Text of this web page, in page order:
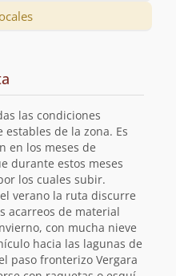
las condiciones
de la zona. Es
en los meses de
durante estos meses
los cuales subir.
verano la ruta discurre
acarreos de material
con mucha nieve
hacia las lagunas de
paso fronterizo Vergara